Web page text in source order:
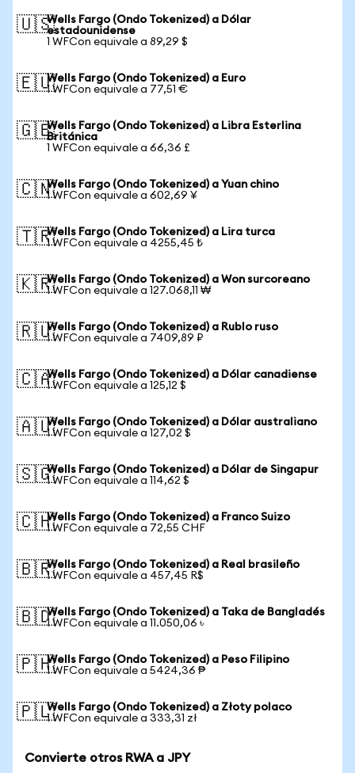
🇺🇸Wells Fargo (Ondo Tokenized) a Dólar
estadounidense
1 WFCon equivale a 89,29 $
🇪🇺Wells Fargo (Ondo Tokenized) a Euro
1 WFCon equivale a 77,51 €
🇬🇧Wells Fargo (Ondo Tokenized) a Libra Esterlina
Británica
1 WFCon equivale a 66,36 £
🇨🇳Wells Fargo (Ondo Tokenized) a Yuan chino
1 WFCon equivale a 602,69 ¥
🇹🇷Wells Fargo (Ondo Tokenized) a Lira turca
1 WFCon equivale a 4255,45 ₺
🇰🇷Wells Fargo (Ondo Tokenized) a Won surcoreano
1 WFCon equivale a 127.068,11 ₩
🇷🇺Wells Fargo (Ondo Tokenized) a Rublo ruso
1 WFCon equivale a 7409,89 ₽
🇨🇦Wells Fargo (Ondo Tokenized) a Dólar canadiense
1 WFCon equivale a 125,12 $
🇦🇺Wells Fargo (Ondo Tokenized) a Dólar australiano
1 WFCon equivale a 127,02 $
🇸🇬Wells Fargo (Ondo Tokenized) a Dólar de Singapur
1 WFCon equivale a 114,62 $
🇨🇭Wells Fargo (Ondo Tokenized) a Franco Suizo
1 WFCon equivale a 72,55 CHF
🇧🇷Wells Fargo (Ondo Tokenized) a Real brasileño
1 WFCon equivale a 457,45 R$
🇧🇩Wells Fargo (Ondo Tokenized) a Taka de Bangladés
1 WFCon equivale a 11.050,06 ৳
🇵🇭Wells Fargo (Ondo Tokenized) a Peso Filipino
1 WFCon equivale a 5424,36 ₱
🇵🇱Wells Fargo (Ondo Tokenized) a Złoty polaco
1 WFCon equivale a 333,31 zł
Convierte otros RWA a JPY